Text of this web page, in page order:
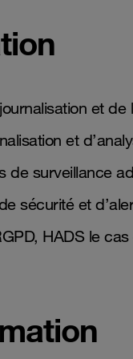
et de
et
de surveillance
sécurité et
HADS le